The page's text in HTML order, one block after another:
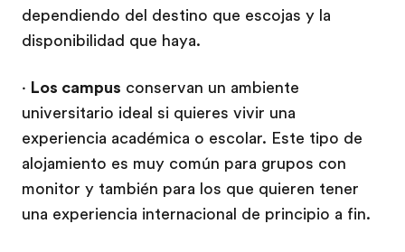
dependiendo del destino que escojas y la
disponibilidad que haya.
· Los campus conservan un ambiente
universitario ideal si quieres vivir una
experiencia académica o escolar. Este tipo de
alojamiento es muy común para grupos con
monitor y también para los que quieren tener
una experiencia internacional de principio a fin.